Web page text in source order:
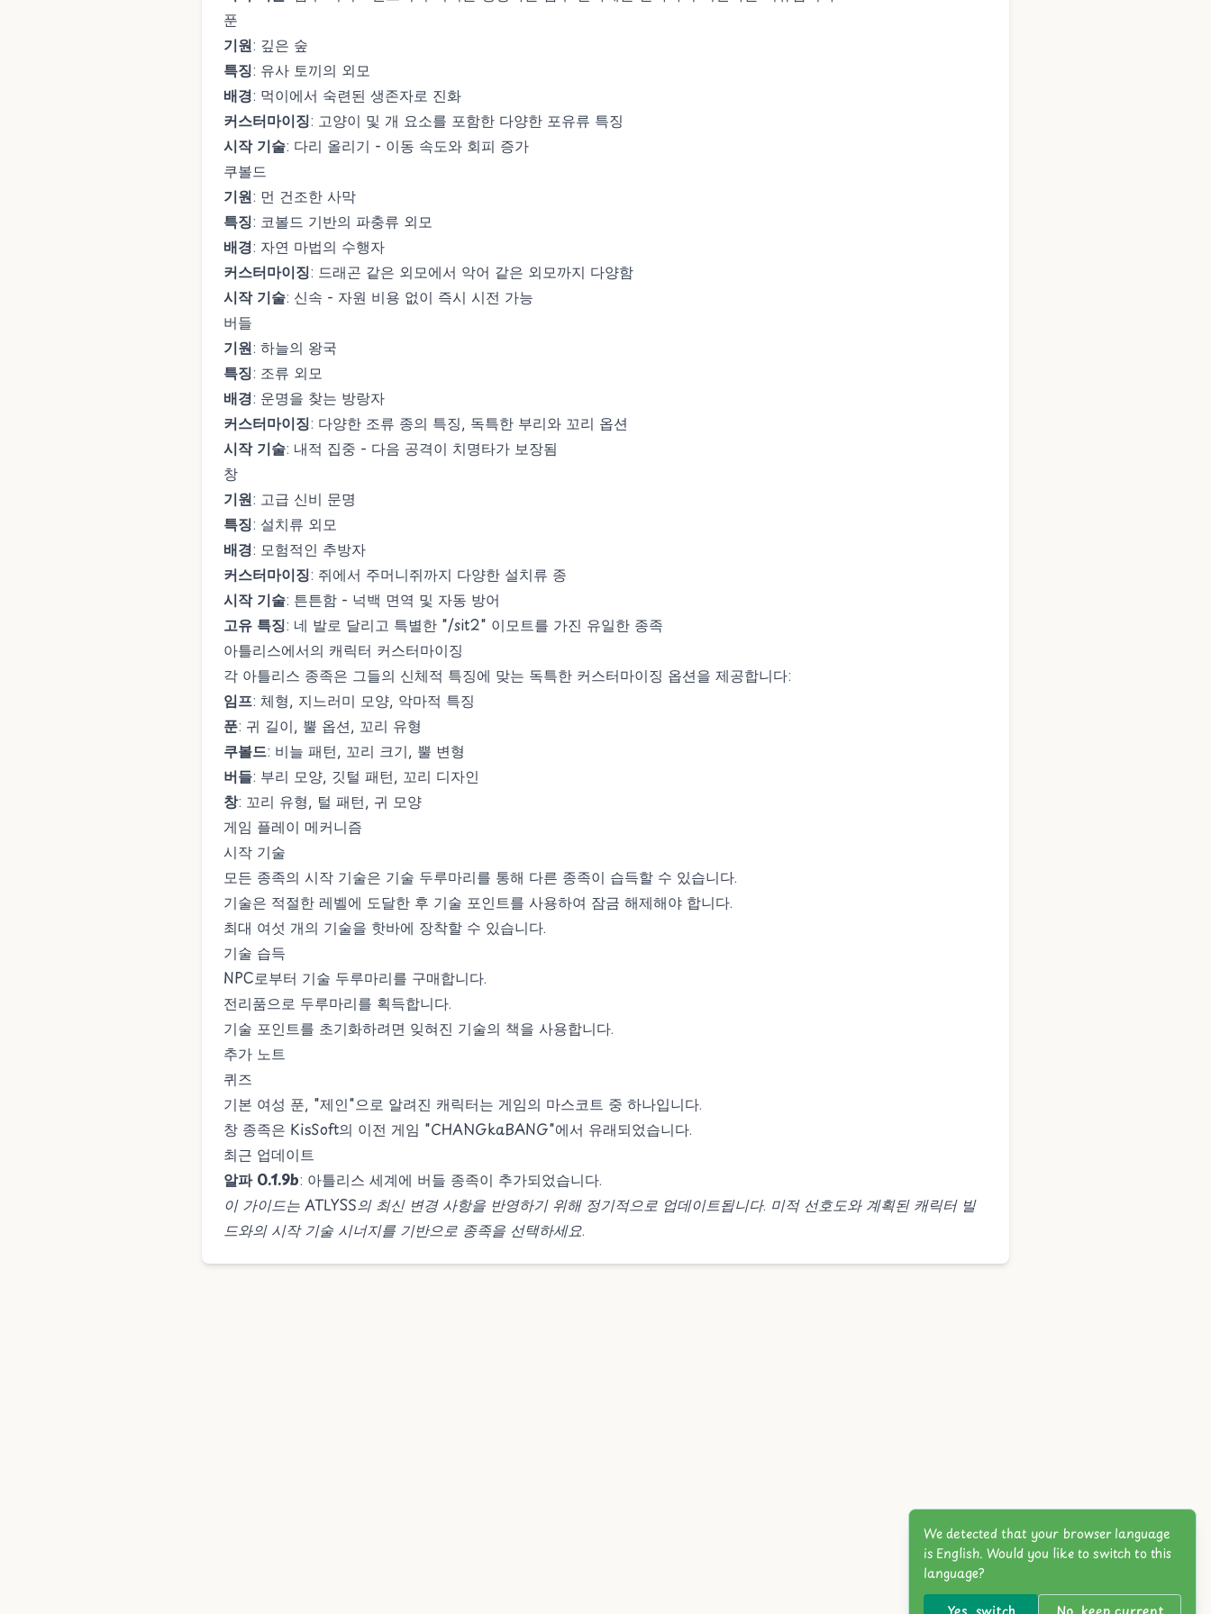
푼
기원: 깊은 숲
특징: 유사 토끼의 외모
배경: 먹이에서 숙련된 생존자로 진화
커스터마이징: 고양이 및 개 요소를 포함한 다양한 포유류 특징
시작 기술: 다리 올리기 - 이동 속도와 회피 증가
쿠볼드
기원: 먼 건조한 사막
특징: 코볼드 기반의 파충류 외모
배경: 자연 마법의 수행자
커스터마이징: 드래곤 같은 외모에서 악어 같은 외모까지 다양함
시작 기술: 신속 - 자원 비용 없이 즉시 시전 가능
버들
기원: 하늘의 왕국
특징: 조류 외모
배경: 운명을 찾는 방랑자
커스터마이징: 다양한 조류 종의 특징, 독특한 부리와 꼬리 옵션
시작 기술: 내적 집중 - 다음 공격이 치명타가 보장됨
창
기원: 고급 신비 문명
특징: 설치류 외모
배경: 모험적인 추방자
커스터마이징: 쥐에서 주머니쥐까지 다양한 설치류 종
시작 기술: 튼튼함 - 넉백 면역 및 자동 방어
고유 특징: 네 발로 달리고 특별한 "/sit2" 이모트를 가진 유일한 종족
아틀리스에서의 캐릭터 커스터마이징
각 아틀리스 종족은 그들의 신체적 특징에 맞는 독특한 커스터마이징 옵션을 제공합니다:
임프: 체형, 지느러미 모양, 악마적 특징
푼: 귀 길이, 뿔 옵션, 꼬리 유형
쿠볼드: 비늘 패턴, 꼬리 크기, 뿔 변형
버들: 부리 모양, 깃털 패턴, 꼬리 디자인
창: 꼬리 유형, 털 패턴, 귀 모양
게임 플레이 메커니즘
시작 기술
모든 종족의 시작 기술은 기술 두루마리를 통해 다른 종족이 습득할 수 있습니다.
기술은 적절한 레벨에 도달한 후 기술 포인트를 사용하여 잠금 해제해야 합니다.
최대 여섯 개의 기술을 핫바에 장착할 수 있습니다.
기술 습득
NPC로부터 기술 두루마리를 구매합니다.
전리품으로 두루마리를 획득합니다.
기술 포인트를 초기화하려면 잊혀진 기술의 책을 사용합니다.
추가 노트
퀴즈
기본 여성 푼, "제인"으로 알려진 캐릭터는 게임의 마스코트 중 하나입니다.
창 종족은 KisSoft의 이전 게임 "CHANGkaBANG"에서 유래되었습니다.
최근 업데이트
알파 0.1.9b: 아틀리스 세계에 버들 종족이 추가되었습니다.
이 가이드는 ATLYSS의 최신 변경 사항을 반영하기 위해 정기적으로 업데이트됩니다. 미적 선호도와 계획된 캐릭터 빌
드와의 시작 기술 시너지를 기반으로 종족을 선택하세요.
We detected that your browser language
is English. Would you like to switch to this
language?